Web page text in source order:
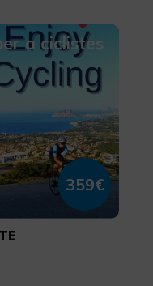
a ciclistes
359€